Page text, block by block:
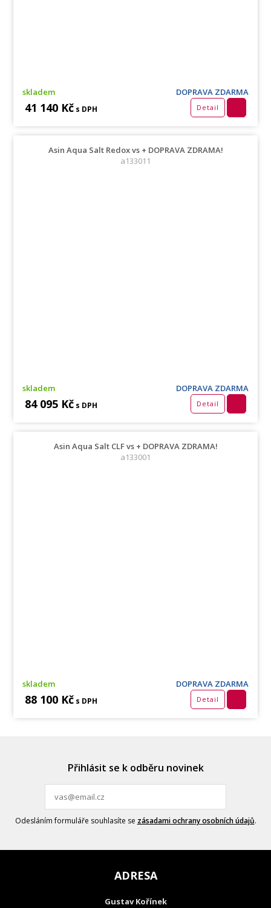
skladem DOPRAVA ZDARMA
41 140 Kč s DPH Detail
Asin Aqua Salt Redox vs + DOPRAVA ZDRAMA!
a133011
skladem DOPRAVA ZDARMA
84 095 Kč s DPH Detail
Asin Aqua Salt CLF vs + DOPRAVA ZDRAMA!
a133001
skladem DOPRAVA ZDARMA
88 100 Kč s DPH Detail
Přihlásit se k odběru novinek
Odesláním formuláře souhlasíte se zásadami ochrany osobních údajů.
ADRESA
Gustav Kořínek